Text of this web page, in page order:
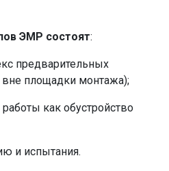
ЭМР состоят:
предварительных
площадки монтажа);
как обустройство
и испытания.